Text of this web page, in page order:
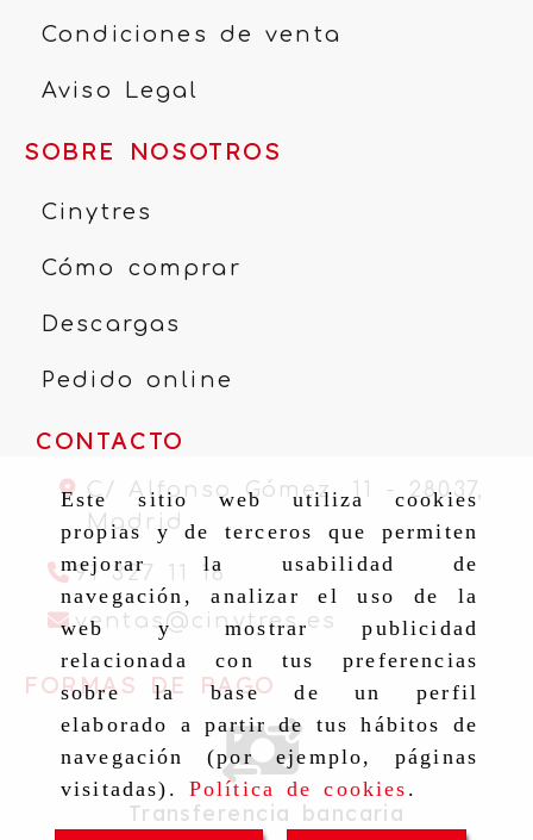
Este sitio web utiliza cookies
propias y de terceros que permiten
mejorar la usabilidad de
navegación, analizar el uso de la
web y mostrar publicidad
relacionada con tus preferencias
sobre la base de un perfil
elaborado a partir de tus hábitos de
navegación (por ejemplo, páginas
visitadas). Política de cookies .
Condiciones de venta
Aviso Legal
SOBRE NOSOTROS
Cinytres
Cómo comprar
Descargas
Pedido online
CONTACTO
C/ Alfonso Gómez, 11 - 28037,
Madrid
91 327 11 16
ventas cinytres.es ventas
FORMAS DE PAGO
Transferencia bancaria